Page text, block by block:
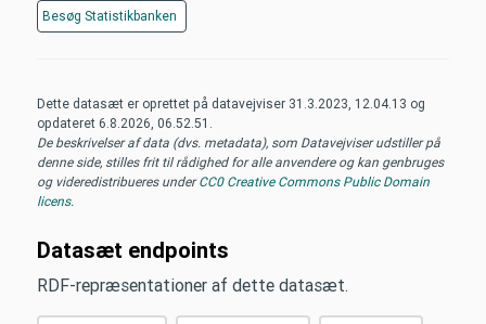
Besøg Statistikbanken
Dette datasæt er oprettet på datavejviser 31.3.2023, 12.04.13 og
opdateret 6.8.2026, 06.52.51
De beskrivelser af data (dvs. metadata), som Datavejviser udstiller på
denne side, stilles frit til rådighed for alle anvendere og kan genbruges
og videredistribueres underCC0 Creative Commons Public Domain
licens.
Datasæt endpoints
RDF-repræsentationer af dette datasæt.